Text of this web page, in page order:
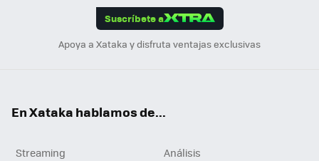
Suscríbete a
Apoya a Xataka y disfruta ventajas exclusivas
En Xataka hablamos de...
Streaming
Análisis